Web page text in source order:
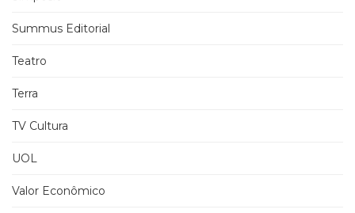
Summus Editorial
Teatro
Terra
TV Cultura
UOL
Valor Econômico